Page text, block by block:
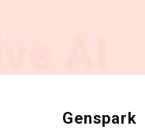
AI
Genspark